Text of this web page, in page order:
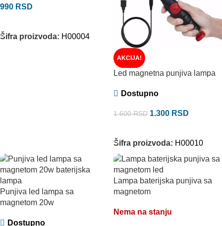
990 RSD
Šifra proizvoda: H00004
AKCIJA!
Led magnetna punjiva lampa
Dostupno
1.600RSD 1.300 RSD
Šifra proizvoda: H00010
Punjiva led lampa sa
magnetom 20w
Dostupno
Lampa baterijska punjiva sa
magnetom
Nema na stanju